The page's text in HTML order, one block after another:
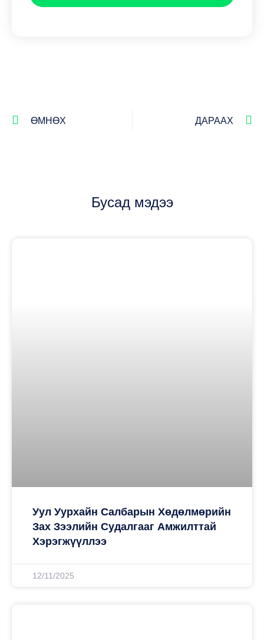
ӨМНӨХ ДАРААХ
Бусад мэдээ
Уул Уурхайн Салбарын Хөдөлмөрийн
Зах Зээлийн Судалгааг Амжилттай
Хэрэгжүүллээ
12/11/2025